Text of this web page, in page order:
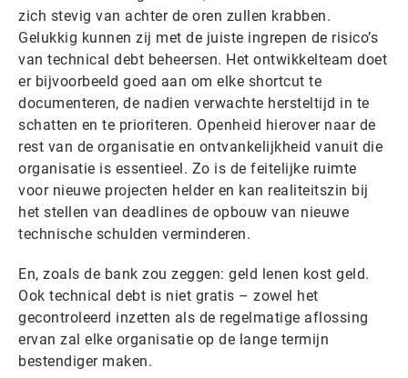
zich stevig van achter de oren zullen krabben.
Gelukkig kunnen zij met de juiste ingrepen de risico’s
van technical debt beheersen. Het ontwikkelteam doet
er bijvoorbeeld goed aan om elke shortcut te
documenteren, de nadien verwachte hersteltijd in te
schatten en te prioriteren. Openheid hierover naar de
rest van de organisatie en ontvankelijkheid vanuit die
organisatie is essentieel. Zo is de feitelijke ruimte
voor nieuwe projecten helder en kan realiteitszin bij
het stellen van deadlines de opbouw van nieuwe
technische schulden verminderen.
En, zoals de bank zou zeggen: geld lenen kost geld.
Ook technical debt is niet gratis – zowel het
gecontroleerd inzetten als de regelmatige aflossing
ervan zal elke organisatie op de lange termijn
bestendiger maken.